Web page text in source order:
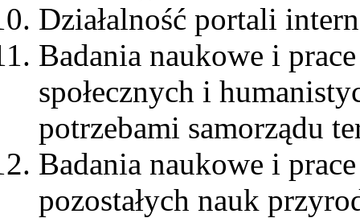
Działalność portali
Badania naukowe i
społecznych i
potrzebami samorządu
Badania naukowe i
pozostałych nauk